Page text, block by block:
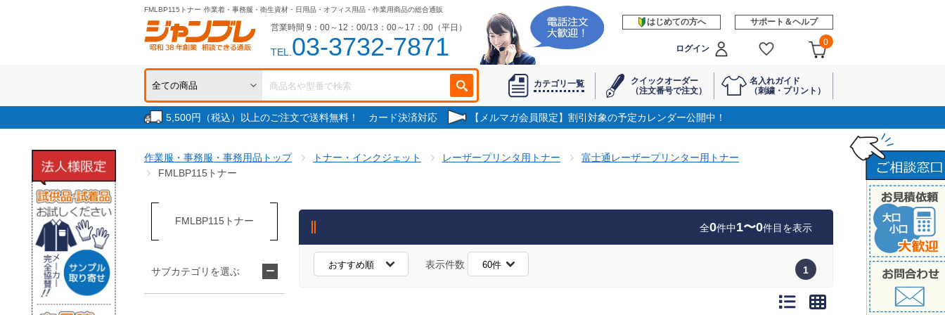
FMLBP115トナー 作業着・事務服・衛生資材・日用品・オフィス用品・作業用商品の総合通販
営業時間 9：00～12：00/13：00～17：00（平日）
TEL.03-3732-7871
はじめての方へ サポート＆ヘルプ
ログイン
0
カテゴリ一覧
クイックオーダー
（注文番号で注文）
名入れガイド
（刺繍・プリント）
5,500円（税込）以上のご注文で送料無料！ カード決済対応 【メルマガ会員限定】割引対象の予定カレンダー公開中！
作業服・事務服・事務用品トップ トナー・インクジェット レーザープリンタ用トナー
富士通レーザープリンター用トナー
FMLBP115トナー
全0件中1〜0件目を表示
表示件数 1
FMLBP115トナー
サブカテゴリを選ぶ